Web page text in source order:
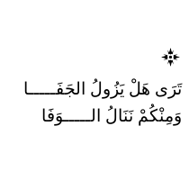
تَرَى هَلْ يَزُولُ الجَفَـــــا
وَمِنْكُمْ نَنَالُ الـــــوَفَا